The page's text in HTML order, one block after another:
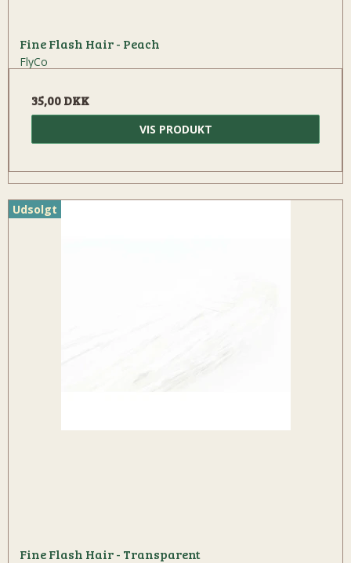
Fine Flash Hair - Peach
FlyCo
35,00 DKK
VIS PRODUKT
Udsolgt
Fine Flash Hair - Transparent